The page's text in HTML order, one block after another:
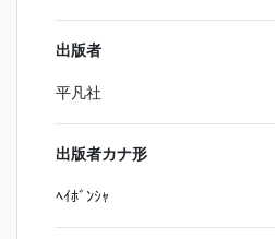
出版者
平凡社
出版者カナ形
ﾍｲﾎﾞﾝｼｬ